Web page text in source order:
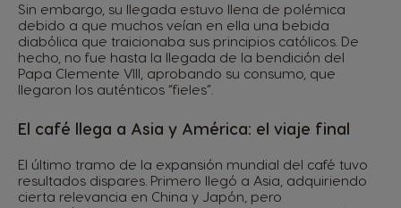
Sin embargo, su llegada estuvo llena de polémica
debido a que muchos veían en ella una bebida
diabólica que traicionaba sus principios católicos. De
hecho, no fue hasta la llegada de la bendición del
Papa Clemente VIII, aprobando su consumo, que
llegaron los auténticos “fieles”.
El café llega a Asia y América: el viaje final
El último tramo de la expansión mundial del café tuvo
resultados dispares. Primero llegó a Asia, adquiriendo
cierta relevancia en China y Japón, pero